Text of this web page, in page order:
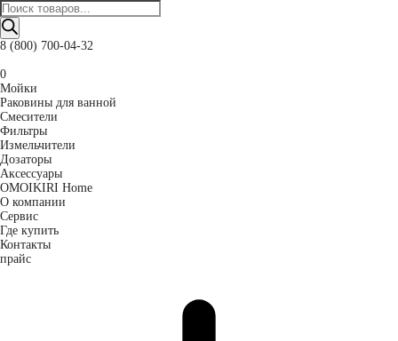
Поиск
товаров
8 (800) 700-04-32
0
Мойки
Раковины для ванной
Смесители
Фильтры
Измельчители
Дозаторы
Аксессуары
OMOIKIRI Home
О компании
Сервис
Где купить
Контакты
прайс